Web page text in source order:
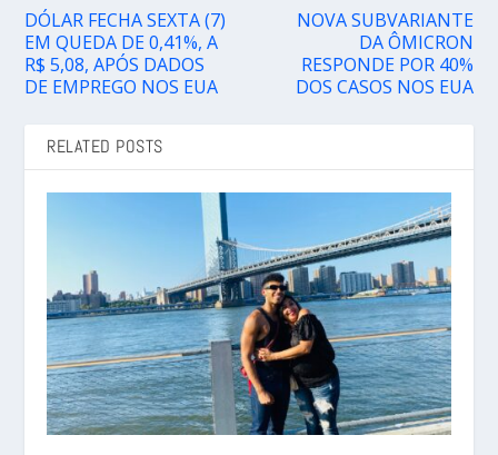
DÓLAR FECHA SEXTA (7)
EM QUEDA DE 0,41%, A
R$ 5,08, APÓS DADOS
DE EMPREGO NOS EUA
NOVA SUBVARIANTE
DA ÔMICRON
RESPONDE POR 40%
DOS CASOS NOS EUA
RELATED POSTS